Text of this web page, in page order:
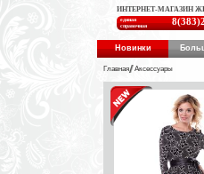
ИНТЕРНЕТ-МАГАЗИН
единая
справочная
Новинки
Главная Аксессуары